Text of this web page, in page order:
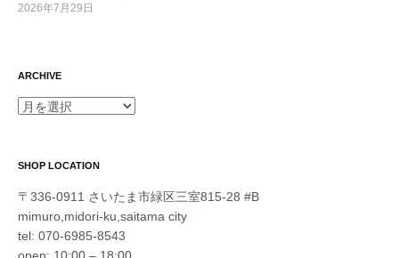
2026年7月29日
ARCHIVE
ARCHIVE
SHOP LOCATION
〒336-0911 さいたま市緑区三室815-28 #B
mimuro,midori-ku,saitama city
tel: 070-6985-8543
open: 10:00 – 18:00